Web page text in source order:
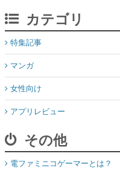
カテゴリ
特集記事
マンガ
女性向け
アプリレビュー
その他
電ファミニコゲーマーとは？